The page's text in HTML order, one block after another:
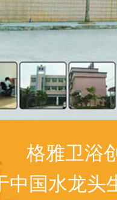
格雅卫浴
中国水龙头